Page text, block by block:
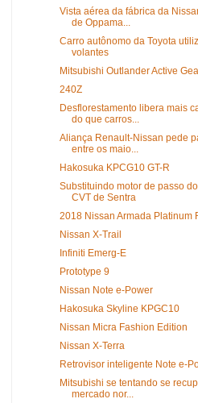
Vista aérea da fábrica da
de Oppama...
Carro autônomo da Toyota
volantes
Mitsubishi Outlander Active
240Z
Desflorestamento libera mais
do que carros...
Aliança Renault-Nissan pede
entre os maio...
Hakosuka KPCG10 GT-R
Substituindo motor de passo
CVT de Sentra
2018 Nissan Armada Platinum
Nissan X-Trail
Infiniti Emerg-E
Prototype 9
Nissan Note e-Power
Hakosuka Skyline KPGC10
Nissan Micra Fashion Edition
Nissan X-Terra
Retrovisor inteligente Note e-
Mitsubishi se tentando se
mercado nor...